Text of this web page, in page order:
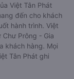
Việt Tân Phát
đến cho khách
hành trình. Việt
Chư Prông - Gia
khách hàng. Mọi
Tân Phát ghi